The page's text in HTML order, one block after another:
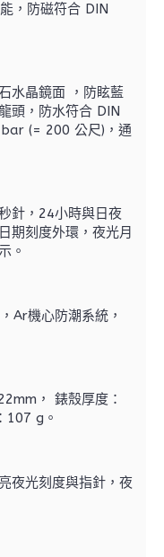
，防磁符合 DIN
水晶鏡面 ，防眩藍
頭，防水符合 DIN
(= 200 公尺)，通
針，24小時與日夜
期刻度外環，夜光月
。
Ar機心防潮系統，
， 錶殼厚度：
107 g。
夜光刻度與指針，夜